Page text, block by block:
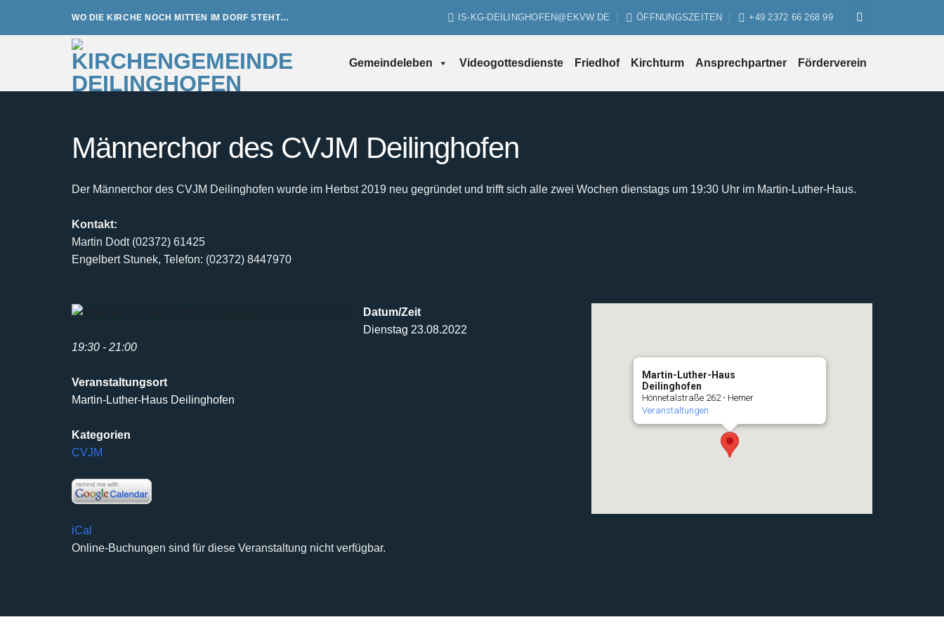
WO DIE KIRCHE NOCH MITTEN IM DORF STEHT… IS-KG-DEILINGHOFEN@EKVW.DE ÖFFNUNGSZEITEN +49 2372 66 268 99
Gemeindeleben Videogottesdienste Friedhof Kirchturm Ansprechpartner Förderverein
Männerchor des CVJM Deilinghofen
Der Männerchor des CVJM Deilinghofen wurde im Herbst 2019 neu gegründet und trifft sich alle zwei Wochen dienstags um 19:30 Uhr im Martin-Luther-Haus.
Kontakt:
Martin Dodt (02372) 61425
Engelbert Stunek, Telefon: (02372) 8447970
Martin-Luther-Haus
Deilinghofen
Hönnetalstraße 262 - Hemer
Veranstaltungen
Datum/Zeit
Dienstag 23.08.2022
19:30 - 21:00
Veranstaltungsort
Martin-Luther-Haus Deilinghofen
Kategorien
CVJM
iCal
Online-Buchungen sind für diese Veranstaltung nicht verfügbar.